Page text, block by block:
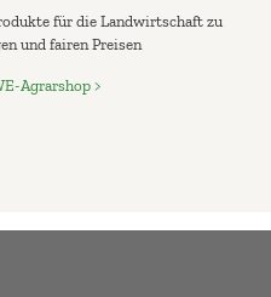
für die Landwirtschaft zu
und fairen Preisen
Agrarshop >